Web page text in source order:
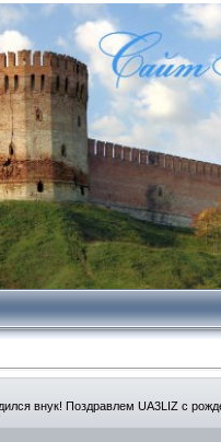
внук! Поздравлем UA3LIZ с